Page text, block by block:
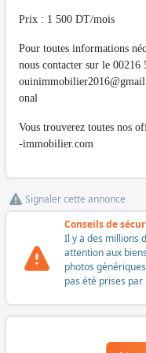
Prix : 1 500 DT/mois
Pour toutes informations
nous contacter sur le
onal
Vous trouverez toutes nos
-immobilier.com
Signaler cette annonce
Conseils de
Il y a des millions
attention aux
photos
pas été prises